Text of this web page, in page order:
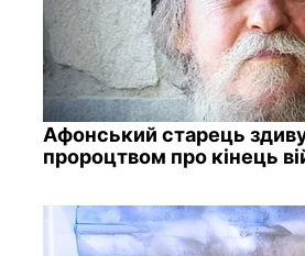
Афонський старець
пророцтвом про кінець